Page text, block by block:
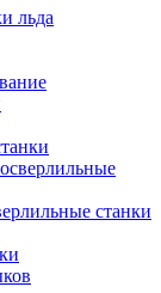
льда
станки